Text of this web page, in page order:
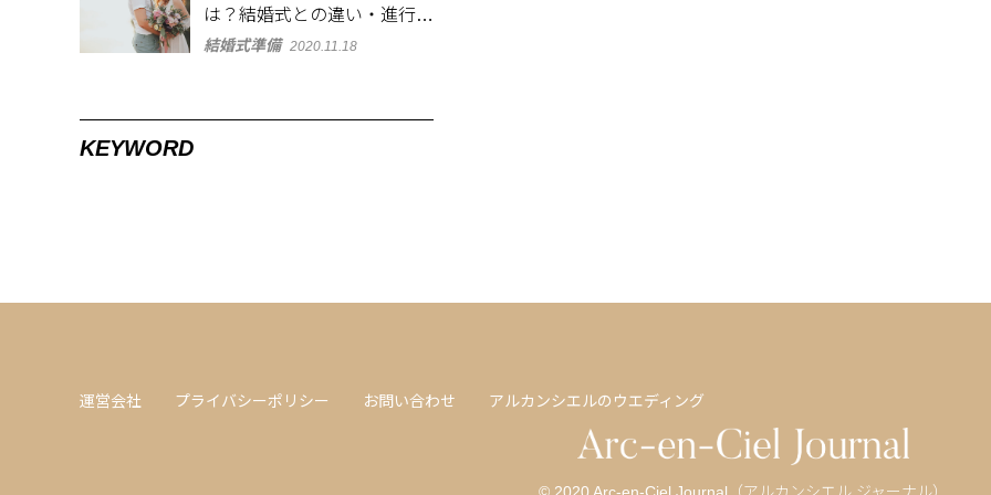
は？結婚式との違い・進行や
準備物を紹介
結婚式準備 2020.11.18
KEYWORD
運営会社 プライバシーポリシー お問い合わせ アルカンシエルのウエディング